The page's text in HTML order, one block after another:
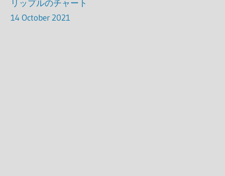
リップルのチャート
14 October 2021